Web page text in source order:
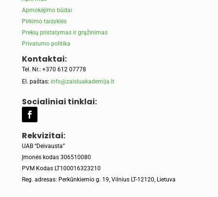
Apmokėjimo būdai
Pirkimo taisyklės
Prekių pristatymas ir grąžinimas
Privatumo politika
Kontaktai:
Tel. Nr.: +370 612 07778
El. paštas: info@zaisluakademija.lt
Socialiniai tinklai:
Rekvizitai:
UAB “Deivausta”
Įmonės kodas 306510080
PVM Kodas LT100016323210
Reg. adresas: Perkūnkiemio g. 19, Vilnius LT-12120, Lietuva